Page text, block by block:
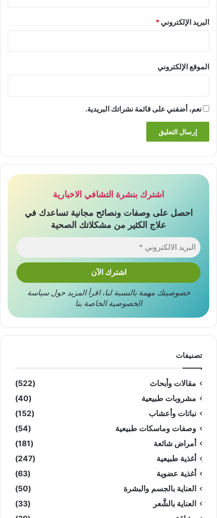
البريد الإلكتروني *
الموقع الإلكتروني
نعم، أضفني على قائمة نشراتك البريدية.
اشترك بنشرة التشافي الاخبارية
احصل على وصفات ونصائح مجانية تساعدك في
علاج الكثير من مشكلاتك الصحية
خصوصيتك مهمة بالنسبة لنا،اقرأ المزيد حولسياسة
الخصوصيةالخاصة بنا
تصنيفات
مقالات وأبحاث
(522)
مشروبات طبيعية
(40)
نباتات وأعشاب
(152)
وصفات وماسكات طبيعية
(54)
أمراض شائعة
(181)
أغذية طبيعية
(247)
أغذية عضوية
(63)
العناية بالجسم والبشرة
(50)
العناية بالشَّعر
(33)